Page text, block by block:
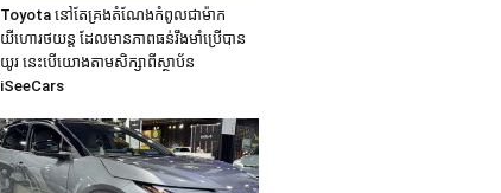
Toyota នៅតែគ្រងតំណែងកំពូលជាម៉ាក
យីហោរថយន្ដ ដែលមានភាពធន់រឹងមាំប្រើបាន
យូរ នេះបើយោងតាមសិក្សាពីស្ថាប័ន
iSeeCars